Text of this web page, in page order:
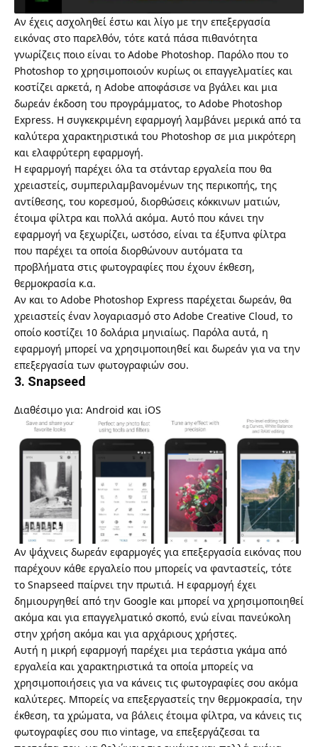
Αν έχεις ασχοληθεί έστω και λίγο με την επεξεργασία
εικόνας στο παρελθόν, τότε κατά πάσα πιθανότητα
γνωρίζεις ποιο είναι το Adobe Photoshop. Παρόλο που το
Photoshop το χρησιμοποιούν κυρίως οι επαγγελματίες και
κοστίζει αρκετά, η Adobe αποφάσισε να βγάλει και μια
δωρεάν έκδοση του προγράμματος, το Adobe Photoshop
Express. Η συγκεκριμένη εφαρμογή λαμβάνει μερικά από τα
καλύτερα χαρακτηριστικά του Photoshop σε μια μικρότερη
και ελαφρύτερη εφαρμογή.
Η εφαρμογή παρέχει όλα τα στάνταρ εργαλεία που θα
χρειαστείς, συμπεριλαμβανομένων της περικοπής, της
αντίθεσης, του κορεσμού, διορθώσεις κόκκινων ματιών,
έτοιμα φίλτρα και πολλά ακόμα. Αυτό που κάνει την
εφαρμογή να ξεχωρίζει, ωστόσο, είναι τα έξυπνα φίλτρα
που παρέχει τα οποία διορθώνουν αυτόματα τα
προβλήματα στις φωτογραφίες που έχουν έκθεση,
θερμοκρασία κ.α.
Αν και το Adobe Photoshop Express παρέχεται δωρεάν, θα
χρειαστείς έναν λογαριασμό στο Adobe Creative Cloud, το
οποίο κοστίζει 10 δολάρια μηνιαίως. Παρόλα αυτά, η
εφαρμογή μπορεί να χρησιμοποιηθεί και δωρεάν για να την
επεξεργασία των φωτογραφιών σου.
3. Snapseed
Διαθέσιμο για: Android και iOS
Αν ψάχνεις δωρεάν εφαρμογές για επεξεργασία εικόνας που
παρέχουν κάθε εργαλείο που μπορείς να φανταστείς, τότε
το Snapseed παίρνει την πρωτιά. Η εφαρμογή έχει
δημιουργηθεί από την Google και μπορεί να χρησιμοποιηθεί
ακόμα και για επαγγελματικό σκοπό, ενώ είναι πανεύκολη
στην χρήση ακόμα και για αρχάριους χρήστες.
Αυτή η μικρή εφαρμογή παρέχει μια τεράστια γκάμα από
εργαλεία και χαρακτηριστικά τα οποία μπορείς να
χρησιμοποιήσεις για να κάνεις τις φωτογραφίες σου ακόμα
καλύτερες. Μπορείς να επεξεργαστείς την θερμοκρασία, την
έκθεση, τα χρώματα, να βάλεις έτοιμα φίλτρα, να κάνεις τις
φωτογραφίες σου πιο vintage, να επεξεργάζεσαι τα